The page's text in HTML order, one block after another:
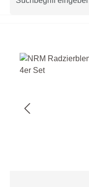
Bildergalerie